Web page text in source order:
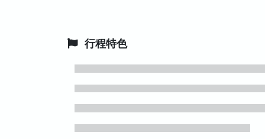
行程特色